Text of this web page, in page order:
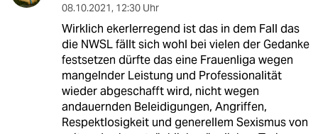
08.10.2021, 12:30 Uhr
Wirklich ekerlerregend ist das in dem Fall das
die NWSL fällt sich wohl bei vielen der Gedanke
festsetzen dürfte das eine Frauenliga wegen
mangelnder Leistung und Professionalität
wieder abgeschafft wird, nicht wegen
andauernden Beleidigungen, Angriffen,
Respektlosigkeit und generellem Sexismus von